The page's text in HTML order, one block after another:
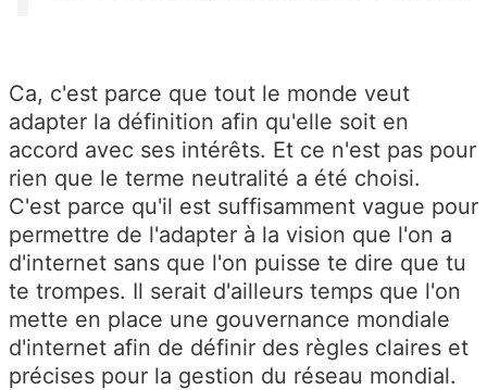
Ca, c'est parce que tout le monde veut
adapter la définition afin qu'elle soit en
accord avec ses intérêts. Et ce n'est pas pour
rien que le terme neutralité a été choisi.
C'est parce qu'il est suffisamment vague pour
permettre de l'adapter à la vision que l'on a
d'internet sans que l'on puisse te dire que tu
te trompes. Il serait d'ailleurs temps que l'on
mette en place une gouvernance mondiale
d'internet afin de définir des règles claires et
précises pour la gestion du réseau mondial.